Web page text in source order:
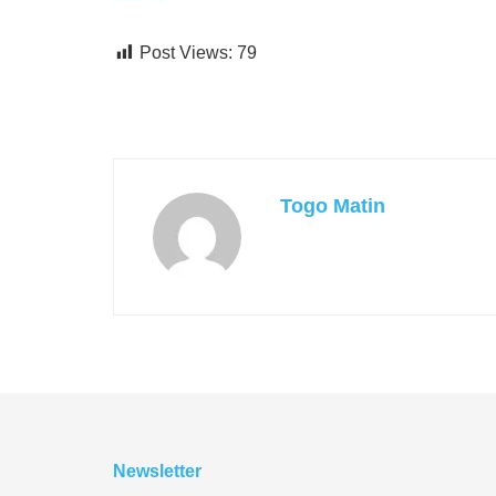
Post Views: 79
Togo Matin
Newsletter